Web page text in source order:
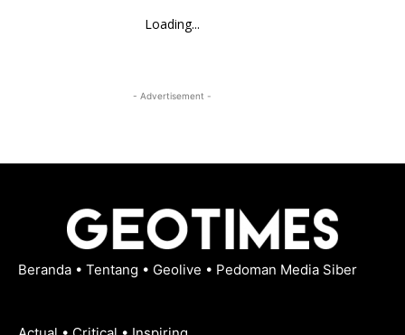
Loading...
- Advertisement -
Beranda • Tentang • Geolive • Pedoman Media Siber